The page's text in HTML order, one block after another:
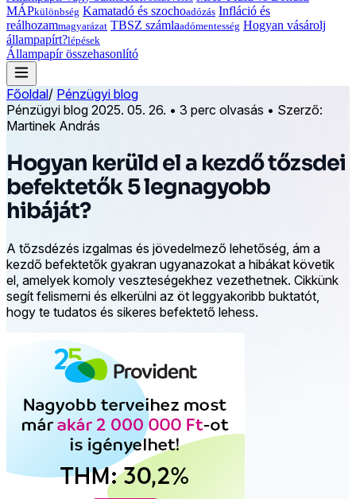
MÁPkülönbség Kamatadó és szochoadózás Infláció és
reálhozammagyarázat TBSZ számlaadómentesség Hogyan vásárolj
állampapírt?lépések
Állampapír összehasonlító
Főoldal/ Pénzügyi blog
Pénzügyi blog 2025. 05. 26. • 3 perc olvasás • Szerző:
Martinek András
Hogyan kerüld el a kezdő tőzsdei
befektetők 5 legnagyobb
hibáját?
A tőzsdézés izgalmas és jövedelmező lehetőség, ám a
kezdő befektetők gyakran ugyanazokat a hibákat követik
el, amelyek komoly veszteségekhez vezethetnek. Cikkünk
segít felismerni és elkerülni az öt leggyakoribb buktatót,
hogy te tudatos és sikeres befektető lehess.